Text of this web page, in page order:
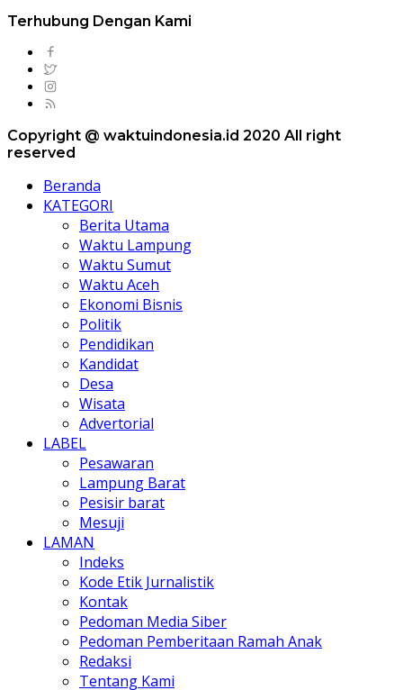
Terhubung Dengan Kami
Copyright @ waktuindonesia.id 2020 All right
reserved
Beranda
KATEGORI
Berita Utama
Waktu Lampung
Waktu Sumut
Waktu Aceh
Ekonomi Bisnis
Politik
Pendidikan
Kandidat
Desa
Wisata
Advertorial
LABEL
Pesawaran
Lampung Barat
Pesisir barat
Mesuji
LAMAN
Indeks
Kode Etik Jurnalistik
Kontak
Pedoman Media Siber
Pedoman Pemberitaan Ramah Anak
Redaksi
Tentang Kami